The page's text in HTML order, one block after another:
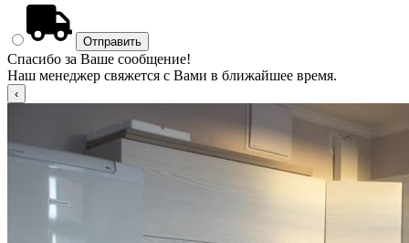
Спасибо за Ваше сообщение!
Наш менеджер свяжется с Вами в ближайшее время.